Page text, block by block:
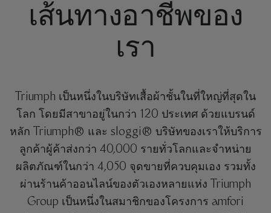
เส้นทางอาชีพของ
เรา
Triumph เป็นหนึ่งในบริษัทเสื้อผ้าชั้นในที่ใหญ่ที่สุดใน
โลก โดยมีสาขาอยู่ในกว่า 120 ประเทศ ด้วยแบรนด์
หลัก Triumph® และ sloggi® บริษัทของเราให้บริการ
ลูกค้าผู้ค้าส่งกว่า 40,000 รายทั่วโลกและจำหน่าย
ผลิตภัณฑ์ในกว่า 4,050 จุดขายที่ควบคุมเอง รวมทั้ง
ผ่านร้านค้าออนไลน์ของตัวเองหลายแห่ง Triumph
Group เป็นหนึ่งในสมาชิกของโครงการ amfori